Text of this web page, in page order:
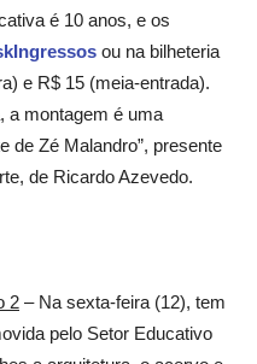
é 10 anos, e os
ou na bilheteria
e R$ 15 (meia-entrada).
a montagem é uma
de Zé Malandro”, presente
de Ricardo Azevedo.
2 – Na sexta-feira (12), tem
pelo Setor Educativo